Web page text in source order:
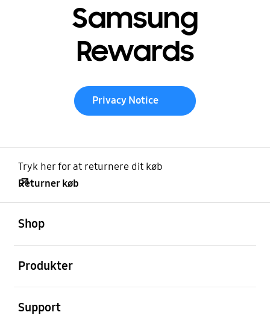
Samsung
Rewards
Privacy Notice
Tryk her for at returnere dit køb
Returner køb
Shop
Produkter
Support